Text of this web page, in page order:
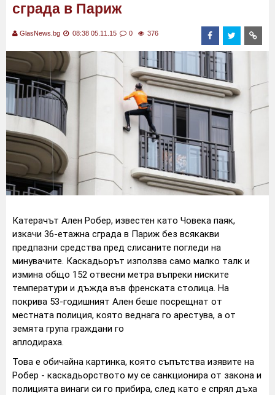
сграда в Париж
GlasNews.bg 08:38 05.11.15 0 376
Катерачът Ален Робер, известен като Човекa паяк,
изкачи 36-етажна сграда в Париж без всякакви
предпазни средства пред слисаните погледи на
минувачите. Каскадьорът използва само малко талк и
измина общо 152 отвесни метра въпреки ниските
температури и дъжда във френската столица. На
покрива 53-годишният Ален беше посрещнат от
местната полиция, която веднага го арестува, а от
земята група граждани го
аплодираха.
Това е обичайна картинка, която съпътства изявите на
Робер - каскадьорството му се санкционира от закона и
полицията винаги си го прибира, след като е спрял дъха